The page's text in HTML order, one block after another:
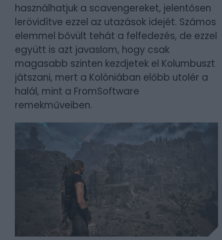
használhatjuk a scavengereket, jelentősen
lerövidítve ezzel az utazások idejét. Számos
elemmel bővült tehát a felfedezés, de ezzel
együtt is azt javaslom, hogy csak
magasabb szinten kezdjetek el Kolumbuszt
játszani, mert a Kolóniában előbb utolér a
halál, mint a FromSoftware
remekműveiben.